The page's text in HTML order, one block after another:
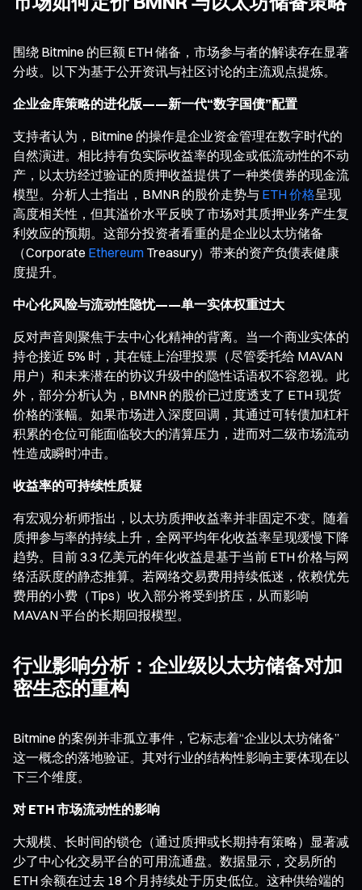
围绕 Bitmine 的巨额 ETH 储备，市场参与者的解读存在显著
分歧。以下为基于公开资讯与社区讨论的主流观点提炼。
企业金库策略的进化版——新一代“数字国债”配置
支持者认为，Bitmine 的操作是企业资金管理在数字时代的
自然演进。相比持有负实际收益率的现金或低流动性的不动
产，以太坊经过验证的质押收益提供了一种类债券的现金流
模型。分析人士指出，BMNR 的股价走势与 ETH 价格呈现
高度相关性，但其溢价水平反映了市场对其质押业务产生复
利效应的预期。这部分投资者看重的是企业以太坊储备
（Corporate Ethereum Treasury）带来的资产负债表健康
度提升。
中心化风险与流动性隐忧——单一实体权重过大
反对声音则聚焦于去中心化精神的背离。当一个商业实体的
持仓接近 5% 时，其在链上治理投票（尽管委托给 MAVAN
用户）和未来潜在的协议升级中的隐性话语权不容忽视。此
外，部分分析认为，BMNR 的股价已过度透支了 ETH 现货
价格的涨幅。如果市场进入深度回调，其通过可转债加杠杆
积累的仓位可能面临较大的清算压力，进而对二级市场流动
性造成瞬时冲击。
收益率的可持续性质疑
有宏观分析师指出，以太坊质押收益率并非固定不变。随着
质押参与率的持续上升，全网平均年化收益率呈现缓慢下降
趋势。目前 3.3 亿美元的年化收益是基于当前 ETH 价格与网
络活跃度的静态推算。若网络交易费用持续低迷，依赖优先
费用的小费（Tips）收入部分将受到挤压，从而影响
MAVAN 平台的长期回报模型。
行业影响分析：企业级以太坊储备对加
密生态的重构
Bitmine 的案例并非孤立事件，它标志着“企业以太坊储备”
这一概念的落地验证。其对行业的结构性影响主要体现在以
下三个维度。
对 ETH 市场流动性的影响
大规模、长时间的锁仓（通过质押或长期持有策略）显著减
少了中心化交易平台的可用流通盘。数据显示，交易所的
ETH 余额在过去 18 个月持续处于历史低位。这种供给端的